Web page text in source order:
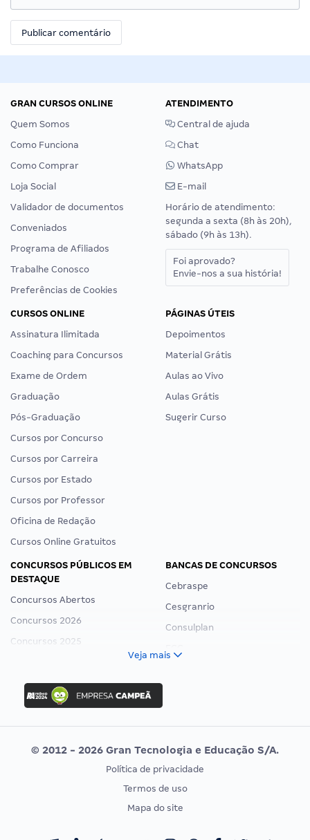
GRAN CURSOS ONLINE
Quem Somos
Como Funciona
Como Comprar
Loja Social
Validador de documentos
Conveniados
Programa de Afiliados
Trabalhe Conosco
Preferências de Cookies
ATENDIMENTO
Central de ajuda
Chat
WhatsApp
E-mail
Horário de atendimento:
segunda a sexta (8h às 20h),
sábado (9h às 13h).
Foi aprovado?
Envie-nos a sua história!
CURSOS ONLINE
Assinatura Ilimitada
Coaching para Concursos
Exame de Ordem
Graduação
Pós-Graduação
Cursos por Concurso
Cursos por Carreira
Cursos por Estado
Cursos por Professor
Oficina de Redação
Cursos Online Gratuitos
PÁGINAS ÚTEIS
Depoimentos
Material Grátis
Aulas ao Vivo
Aulas Grátis
Sugerir Curso
CONCURSOS PÚBLICOS EM
DESTAQUE
Concursos Abertos
Concursos 2026
Concursos 2025
Concurso Ibama
Concurso MPU
Editais publicados
BANCAS DE CONCURSOS
Cebraspe
Cesgranrio
Consulplan
Vunesp
CONCURSOS POR PROFISSÃO
Concursos Fiscais
EXAME DE ORDEM
Calendário OAB
Veja mais
© 2012 - 2026 Gran Tecnologia e Educação S/A.
Política de privacidade
Termos de uso
Mapa do site